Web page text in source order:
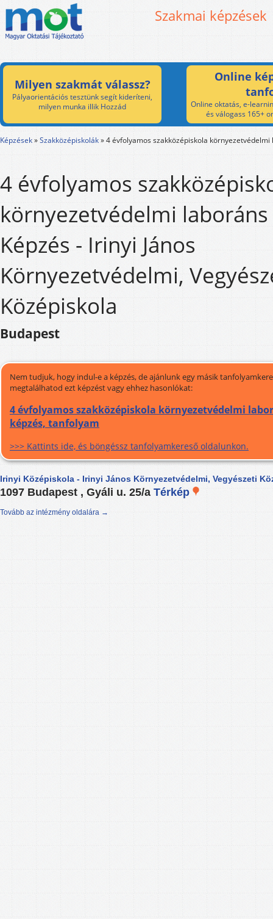
Szakmai képzések
Milyen szakmát válassz?
Pályaorientációs tesztünk segít kideríteni,
milyen munka illik Hozzád
Online
Online oktatás, e-
és válogass 165+
Képzések»Szakközépiskolák»4 évfolyamos szakközépiskola környezetvédelmi
4 évfolyamos
környezetvédelmi laboráns
Képzés - Irinyi János
Környezetvédelmi,
Középiskola
Budapest
Nem tudjuk, hogy indul-e a képzés, de ajánlunk egy másik
megtalálhatod ezt képzést vagy ehhez hasonlókat:
4 évfolyamos szakközépiskola környezetvédelmi
képzés, tanfolyam
>>> Kattints ide, és böngéssz tanfolyamkereső oldalunkon.
Irinyi Középiskola - Irinyi János Környezetvédelmi, Vegyészeti
1097 Budapest , Gyáli u. 25/a Térkép
Tovább az intézmény oldalára →